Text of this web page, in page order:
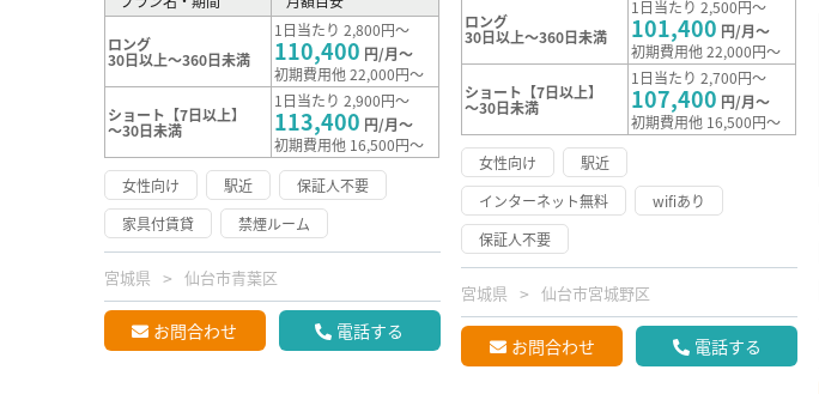
ロング
30日以上～360日未満
1日当たり 2,800円～
110,400 円/月～
初期費用他 22,000円～
ショート【7日以上】
～30日未満
1日当たり 2,900円～
113,400 円/月～
初期費用他 16,500円～
女性向け
駅近
保証人不要
家具付賃貸
禁煙ルーム
宮城県 仙台市青葉区
お問合わせ 電話する
ロング
30日以上～360日未満
1日当たり 2,500円～
101,400 円/月～
初期費用他 22,000円～
ショート【7日以上】
～30日未満
1日当たり 2,700円～
107,400 円/月～
初期費用他 16,500円～
女性向け
駅近
インターネット無料
wifiあり
保証人不要
宮城県 仙台市宮城野区
お問合わせ 電話する